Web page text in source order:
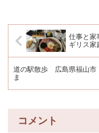
仕事と家
ギリス家
道の駅散歩 広島県福山市
ま
コメント